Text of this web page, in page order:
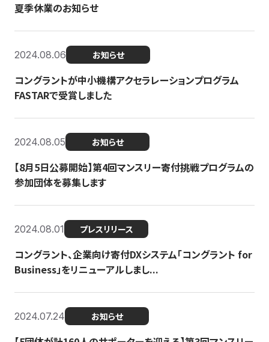
夏季休業のお知らせ
2024.08.06 お知らせ
コングラントが中小機構アクセラレーションプログラム
FASTARで受賞しました
2024.08.05 お知らせ
【8月5日公募開始】第4回マンスリー寄付挑戦プログラムの
参加団体を募集します
2024.08.01 プレスリリース
コングラント、企業向け寄付DXシステム「コングラント for
Business」をリニューアルしまし...
2024.07.24 お知らせ